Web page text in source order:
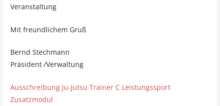
Veranstaltung
Mit freundlichem Gruß
Bernd Stechmann
Präsident /Verwaltung
Ausschreibung Ju-Jutsu Trainer C Leistungssport
Zusatzmodul